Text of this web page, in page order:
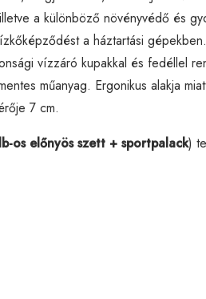
a különböző növényvédő és
a háztartási
vízzáró kupakkal és fedéllel
műanyag. Ergonikus alakja
7 cm.
os előnyös szett + sportpalack)